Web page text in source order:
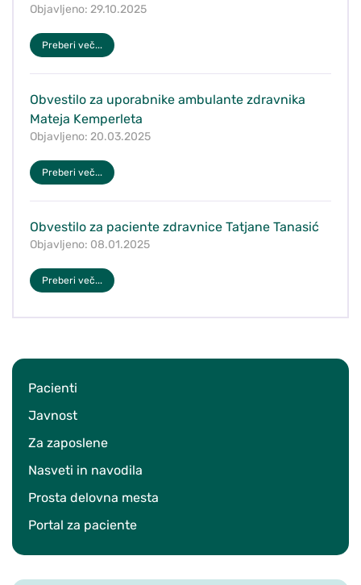
Pacienti
Javnost
Za zaposlene
Nasveti in navodila
Prosta delovna mesta
Portal za paciente
Objavljeno: 29.10.2025
Preberi več...
Obvestilo za uporabnike ambulante zdravnika
Mateja Kemperleta
Objavljeno: 20.03.2025
Preberi več...
Obvestilo za paciente zdravnice Tatjane Tanasić
Objavljeno: 08.01.2025
Preberi več...